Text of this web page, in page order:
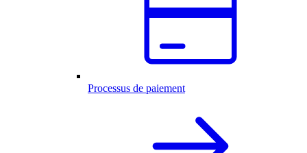
Processus de paiement